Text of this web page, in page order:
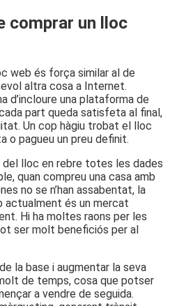
comprar un lloc
web és força similar al de
altra cosa a Internet.
d’incloure una plataforma de
part queda satisfeta al final,
Un cop hàgiu trobat el lloc
o pagueu un preu definit.
del lloc en rebre totes les dades
quan compreu una casa amb
no se n’han assabentat, la
actualment és un mercat
Hi ha moltes raons per les
ser molt beneficiós per al
la base i augmentar la seva
de temps, cosa que potser
a vendre de seguida.